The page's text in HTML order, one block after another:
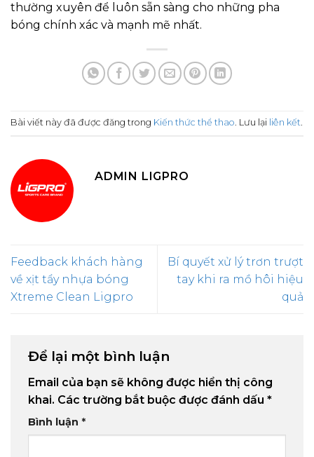
thường xuyên để luôn sẵn sàng cho những pha
bóng chính xác và mạnh mẽ nhất.
Bài viết này đã được đăng trong Kiến thức thể thao. Lưu lại liên kết.
ADMIN LIGPRO
Feedback khách hàng
về xịt tẩy nhựa bóng
Xtreme Clean Ligpro
Bí quyết xử lý trơn trượt
tay khi ra mồ hôi hiệu
quả
Để lại một bình luận
Email của bạn sẽ không được hiển thị công
khai. Các trường bắt buộc được đánh dấu *
Bình luận *